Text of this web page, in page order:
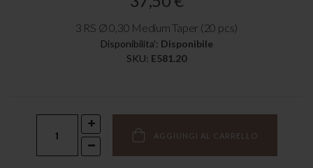
3 RS Ø 0,30 Medium Taper (20 pcs)
Disponibilita': Disponibile
SKU E581.20
AGGIUNGI AL CARRELLO